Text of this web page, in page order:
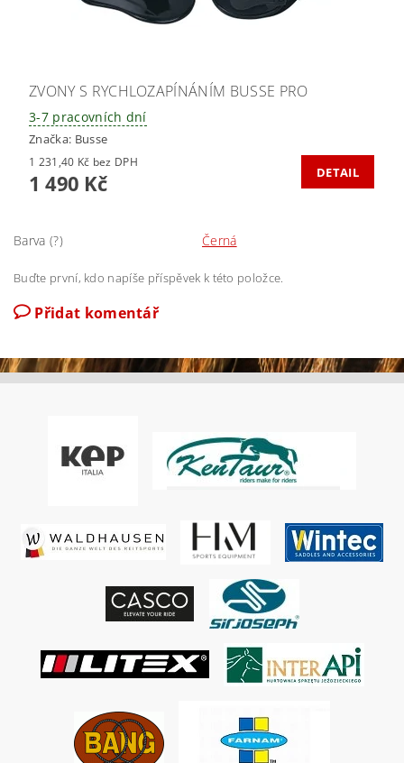
ZVONY S RYCHLOZAPÍNÁNÍM BUSSE PRO
3-7 pracovních dní
Značka: Busse
1 231,40 Kč bez DPH
1 490 Kč DETAIL
Barva (?) Černá
Buďte první, kdo napíše příspěvek k této položce.
Přidat komentář